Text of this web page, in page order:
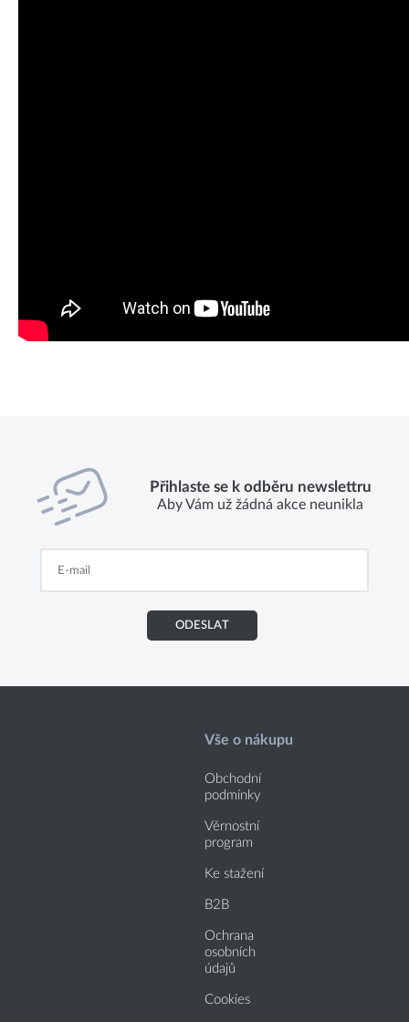
Přihlaste se k odběru newslettru
Aby Vám už žádná akce neunikla
ODESLAT
Vše o nákupu
Obchodní
podmínky
Věrnostní
program
Ke stažení
B2B
Ochrana
osobních
údajů
Cookies